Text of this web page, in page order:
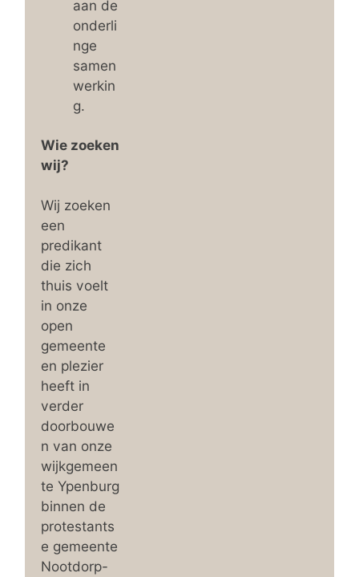
aan de
onderli
nge
samen
werkin
g.
Wie zoeken
wij?
Wij zoeken
een
predikant
die zich
thuis voelt
in onze
open
gemeente
en plezier
heeft in
verder
doorbouwe
n van onze
wijkgemeen
te Ypenburg
binnen de
protestants
e gemeente
Nootdorp-